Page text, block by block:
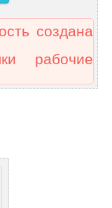
создана
рабочие